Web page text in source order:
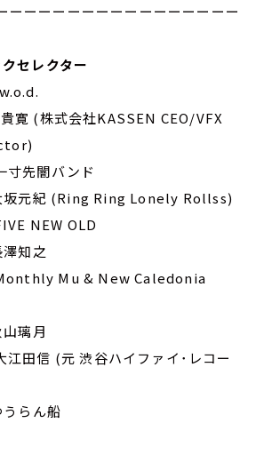
ーーーーーーーーーーーーーーーー
セレクター
寛 (株式会社KASSEN CEO/VFX
先闇バンド
紀 (Ring Ring Lonely Rollss)
NEW OLD
知之
Mu & New Caledonia
璃月
田信 (元 渋谷ハイファイ･レコー
らん船